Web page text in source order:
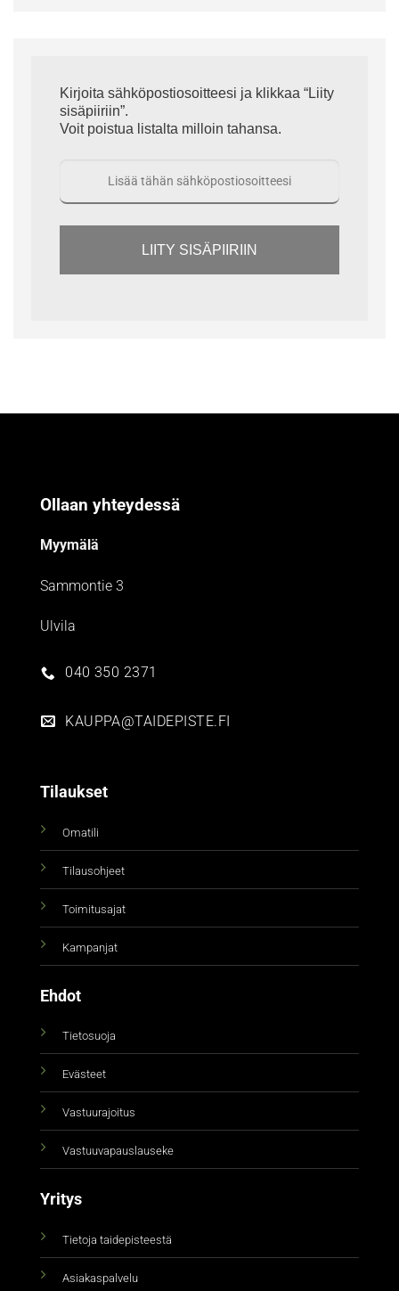
Kirjoita sähköpostiosoitteesi ja klikkaa “Liity
sisäpiiriin”.
Voit poistua listalta milloin tahansa.
LIITY SISÄPIIRIIN
Ollaan yhteydessä
Myymälä
Sammontie 3
Ulvila
040 350 2371
KAUPPA@TAIDEPISTE.FI
Tilaukset
Omatili
Tilausohjeet
Toimitusajat
Kampanjat
Ehdot
Tietosuoja
Evästeet
Vastuurajoitus
Vastuuvapauslauseke
Yritys
Tietoja taidepisteestä
Asiakaspalvelu